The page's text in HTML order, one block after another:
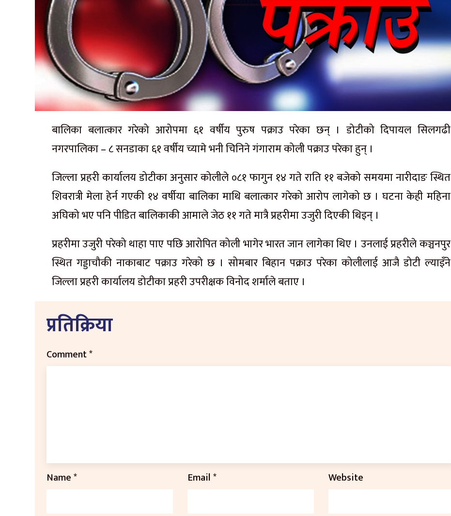
बालिका बलात्कार गरेको आरोपमा ६१ वर्षीय पुरुष पक्राउ परेका छन् । डोटीको दिपायल सिलगढी
नगरपालिका – ८ सनडाका ६१ वर्षीय च्यामे भनी चिनिने गंगाराम कोली पक्राउ परेका हुन् ।
जिल्ला प्रहरी कार्यालय डोटीका अनुसार कोलीले ०८१ फागुन १४ गते राति ११ बजेको समयमा नारीदाङ स्थित
शिवरात्री मेला हेर्न गएकी १४ वर्षीया बालिका माथि बलात्कार गरेको आरोप लागेको छ । घटना केही महिना
अघिको भए पनि पीडित बालिकाकी आमाले जेठ ११ गते मात्रै प्रहरीमा उजुरी दिएकी थिइन् ।
प्रहरीमा उजुरी परेको थाहा पाए पछि आरोपित कोली भागेर भारत जान लागेका थिए । उनलाई प्रहरीले कञ्चनपुर
स्थित गड्डाचौकी नाकाबाट पक्राउ गरेको छ । सोमबार बिहान पक्राउ परेका कोलीलाई आजै डोटी ल्याइँने
जिल्ला प्रहरी कार्यालय डोटीका प्रहरी उपरीक्षक विनोद शर्माले बताए ।
प्रतिक्रिया
Comment*
Name* Email* Website